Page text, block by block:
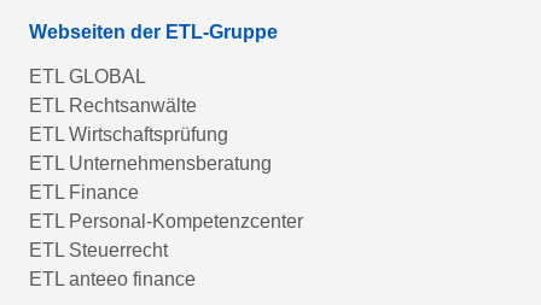
Webseiten der ETL-Gruppe
ETL GLOBAL
ETL Rechtsanwälte
ETL Wirtschaftsprüfung
ETL Unternehmensberatung
ETL Finance
ETL Personal-Kompetenzcenter
ETL Steuerrecht
ETL anteeo finance